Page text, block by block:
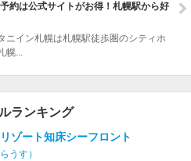
約は公式サイトがお得！札幌駅から好
ニイン札幌は札幌駅徒歩圏のシティホ
幌...
ランキング
ゾート知床シーフロント
うす）